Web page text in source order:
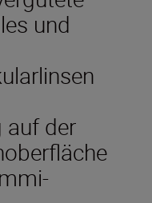
und
auf der